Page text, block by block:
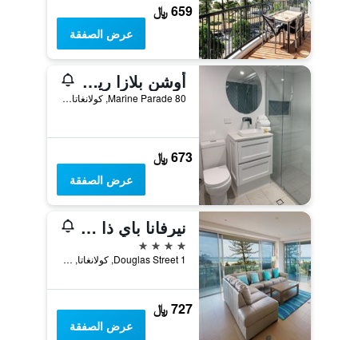
659 ﷼
عرض الصفقة
أوشن بلازا ريزورت
80 Marine Parade, كولانغاتا, QLD, أستراليا
673 ﷼
عرض الصفقة
نيرفانا باي ذا سي
4 نجوم
1 Douglas Street, كولانغاتا, QLD, أستراليا
727 ﷼
عرض الصفقة